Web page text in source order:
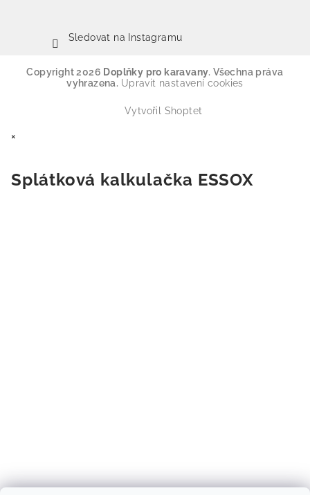
Sledovat na Instagramu
Copyright 2026 Doplňky pro karavany. Všechna práva
vyhrazena. Upravit nastavení cookies
Vytvořil Shoptet
×
Splátková kalkulačka ESSOX